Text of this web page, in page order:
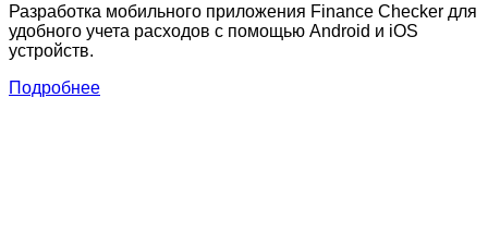
Разработка мобильного приложения Finance Checker для
удобного учета расходов с помощью Android и iOS
устройств.
Подробнее